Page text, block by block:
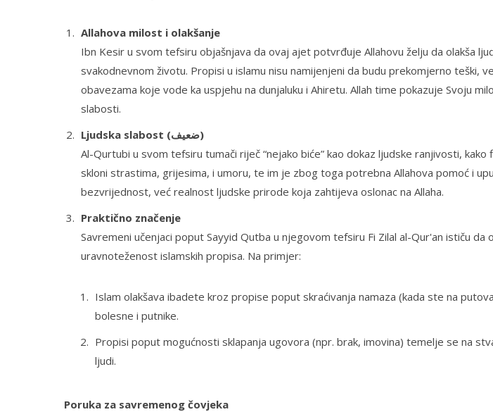
Allahova milost i olakšanje
Ibn Kesir u svom tefsiru objašnjava da ovaj ajet potvrđuje Allahovu želju da olakša
svakodnevnom životu. Propisi u islamu nisu namijenjeni da budu prekomjerno teški,
obavezama koje vode ka uspjehu na dunjaluku i Ahiretu. Allah time pokazuje Svoju
slabosti.
Ljudska slabost (ضعيف)
Al-Qurtubi u svom tefsiru tumači riječ “nejako biće” kao dokaz ljudske ranjivosti, kako
skloni strastima, grijesima, i umoru, te im je zbog toga potrebna Allahova pomoć i
bezvrijednost, već realnost ljudske prirode koja zahtijeva oslonac na Allaha.
Praktično značenje
Savremeni učenjaci poput Sayyid Qutba u njegovom tefsiru Fi Zilal al-Qur'an ističu da
uravnoteženost islamskih propisa. Na primjer:
Islam olakšava ibadete kroz propise poput skraćivanja namaza (kada ste na
bolesne i putnike.
Propisi poput mogućnosti sklapanja ugovora (npr. brak, imovina) temelje se na
ljudi.
Poruka za savremenog čovjeka